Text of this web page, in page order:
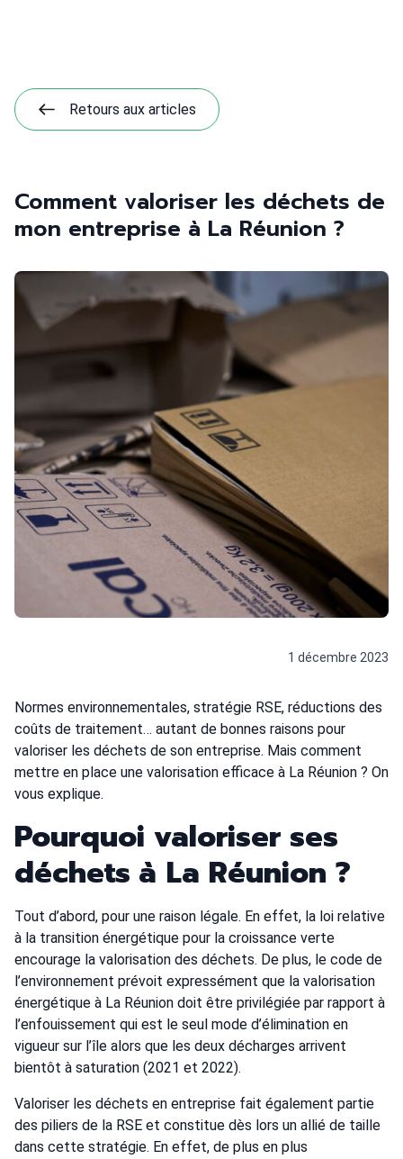
Retours aux articles
Comment valoriser les déchets de
mon entreprise à La Réunion ?
1 décembre 2023
Normes environnementales, stratégie RSE, réductions des
coûts de traitement… autant de bonnes raisons pour
valoriser les déchets de son entreprise. Mais comment
mettre en place une valorisation efficace à La Réunion ? On
vous explique.
Pourquoi valoriser ses
déchets à La Réunion ?
Tout d’abord, pour une raison légale. En effet, la loi relative
à la transition énergétique pour la croissance verte
encourage la valorisation des déchets. De plus, le code de
l’environnement prévoit expressément que la valorisation
énergétique à La Réunion doit être privilégiée par rapport à
l’enfouissement qui est le seul mode d’élimination en
vigueur sur l’île alors que les deux décharges arrivent
bientôt à saturation (2021 et 2022).
Valoriser les déchets en entreprise fait également partie
des piliers de la RSE et constitue dès lors un allié de taille
dans cette stratégie. En effet, de plus en plus